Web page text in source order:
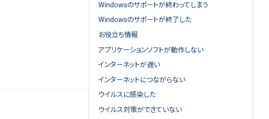
Windowsのサポートが終わってしまう
Windowsのサポートが終了した
お役立ち情報
アプリケーションソフトが動作しない
インターネットが遅い
インターネットにつながらない
ウイルスに感染した
ウイルス対策ができていない